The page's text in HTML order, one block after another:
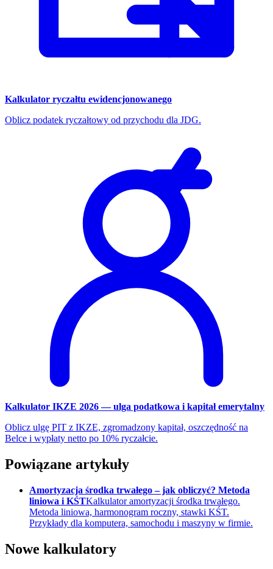
Kalkulator ryczałtu ewidencjonowanego
Oblicz podatek ryczałtowy od przychodu dla JDG.
Kalkulator IKZE 2026 — ulga podatkowa i kapitał emerytalny
Oblicz ulgę PIT z IKZE, zgromadzony kapitał, oszczędność na
Belce i wypłaty netto po 10% ryczałcie.
Powiązane artykuły
Amortyzacja środka trwałego – jak obliczyć? Metoda
liniowa i KŚTKalkulator amortyzacji środka trwałego.
Metoda liniowa, harmonogram roczny, stawki KŚT.
Przykłady dla komputera, samochodu i maszyny w firmie.
Nowe kalkulatory